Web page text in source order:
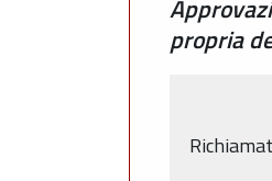
propria